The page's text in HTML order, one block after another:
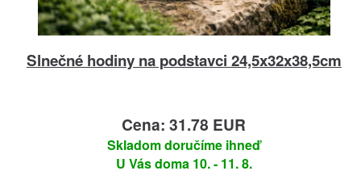
Slnečné hodiny na podstavci 24,5x32x38,5cm
Cena: 31.78 EUR
Skladom doručíme ihneď
U Vás doma 10. - 11. 8.